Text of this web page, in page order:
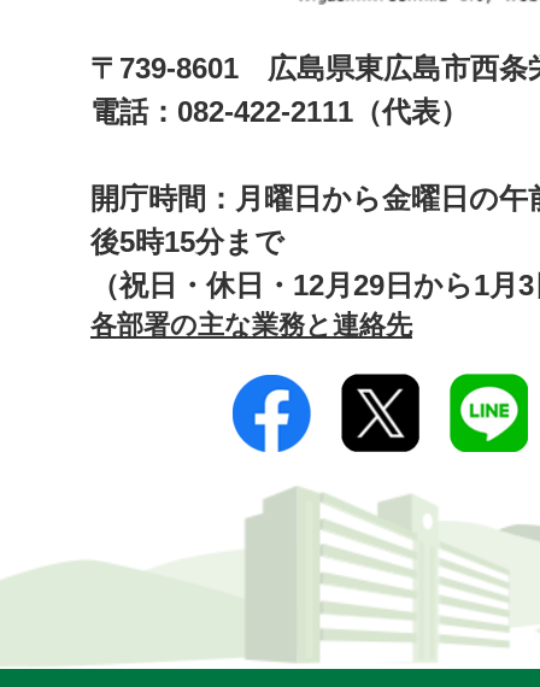
〒739-8601 広島県東広島市西
電話：082-422-2111（代表）
開庁時間：月曜日から金曜日の午
後5時15分まで
（祝日・休日・12月29日から1月
各部署の主な業務と連絡先